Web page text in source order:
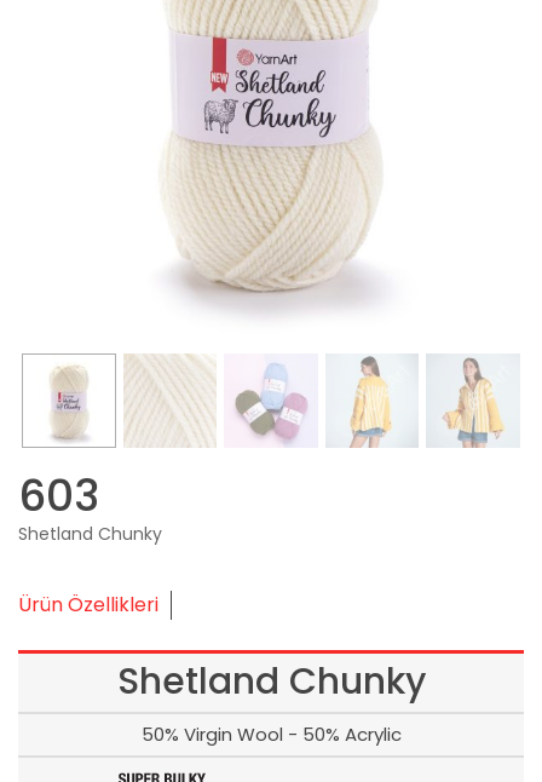
603
Shetland Chunky
Ürün Özellikleri
Shetland Chunky
50% Virgin Wool - 50% Acrylic